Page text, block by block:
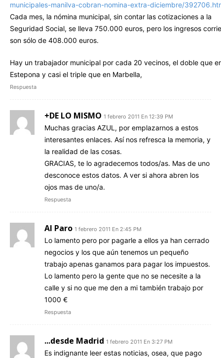
municipales-manilva-cobran-nomina-extra-diciembre/
Cada mes, la nómina municipal, sin contar las cotizaciones a la
Seguridad Social, se lleva 750.000 euros, pero los ingresos
son sólo de 408.000 euros.
Hay un trabajador municipal por cada 20 vecinos, el doble que
Estepona y casi el triple que en Marbella,
Respuesta
+DE LO MISMO 1 febrero 2011 En 12:39 PM
Muchas gracias AZUL, por emplazarnos a estos
interesantes enlaces. Así nos refresca la memoria, y
la realidad de las cosas.
GRACIAS, te lo agradecemos todos/as. Mas de uno
desconoce estos datos. A ver si ahora abren los
ojos mas de uno/a.
Respuesta
Al Paro 1 febrero 2011 En 2:45 PM
Lo lamento pero por pagarle a ellos ya han cerrado
negocios y los que aún tenemos un pequeño
trabajo apenas ganamos para pagar los impuestos.
Lo lamento pero la gente que no se necesite a la
calle y si no que me den a mi también trabajo por
1000 €
Respuesta
...desde Madrid 1 febrero 2011 En 3:27 PM
Es indignante leer estas noticias, osea, que pago